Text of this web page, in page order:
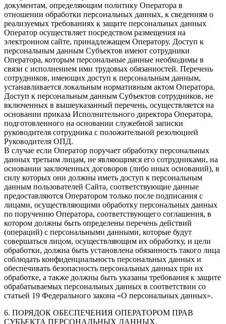
документам, определяющим политику Оператора в
отношении обработки персональных данных, к сведениям о
реализуемых требованиях к защите персональных данных
Оператор осуществляет посредством размещения на
электронном сайте, принадлежащем Оператору. Доступ к
персональным данным Субъектов имеют сотрудники
Оператора, которым персональные данные необходимы в
связи с исполнением ими трудовых обязанностей. Перечень
сотрудников, имеющих доступ к персональным данным,
устанавливается локальным нормативным актом Оператора.
Доступ к персональным данным Субъектов сотрудников, не
включенных в вышеуказанный перечень, осуществляется на
основании приказа Исполнительного директора Оператора,
подготовленного на основании служебной записки
руководителя сотрудника с положительной резолюцией
Руководителя ОПД.
В случае если Оператор поручает обработку персональных
данных третьим лицам, не являющимся его сотрудниками, на
основании заключенных договоров (либо иных оснований), в
силу которых они должны иметь доступ к персональным
данным пользователей Сайта, соответствующие данные
предоставляются Оператором только после подписания с
лицами, осуществляющими обработку персональных данных
по поручению Оператора, соответствующего соглашения, в
котором должны быть определены перечень действий
(операций) с персональными данными, которые будут
совершаться лицом, осуществляющим их обработку, и цели
обработки, должна быть установлена обязанность такого лица
соблюдать конфиденциальность персональных данных и
обеспечивать безопасность персональных данных при их
обработке, а также должны быть указаны требования к защите
обрабатываемых персональных данных в соответствии со
статьей 19 Федерального закона «О персональных данных».
6. ПОРЯДОК ОБЕСПЕЧЕНИЯ ОПЕРАТОРОМ ПРАВ
СУБЪЕКТА ПЕРСОНАЛЬНЫХ ДАННЫХ.